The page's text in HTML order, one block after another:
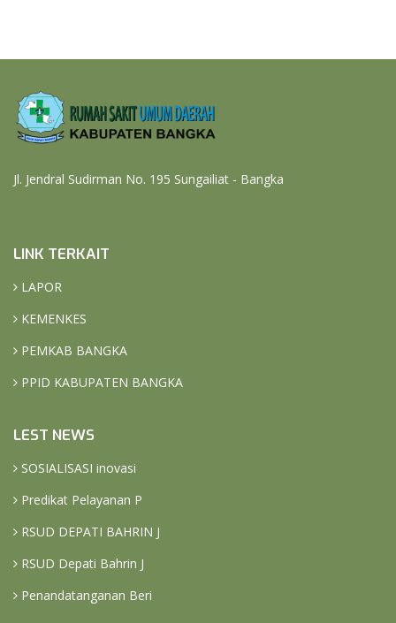
Jl. Jendral Sudirman No. 195 Sungailiat - Bangka
LINK TERKAIT
LAPOR
KEMENKES
PEMKAB BANGKA
PPID KABUPATEN BANGKA
LEST NEWS
SOSIALISASI inovasi
Predikat Pelayanan P
RSUD DEPATI BAHRIN J
RSUD Depati Bahrin J
Penandatanganan Beri